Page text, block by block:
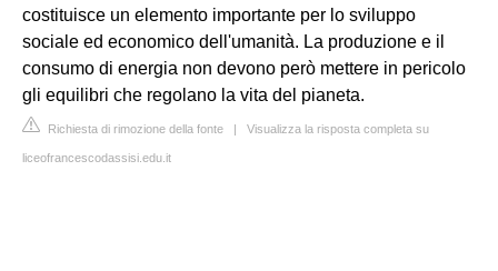
costituisce un elemento importante per lo sviluppo
sociale ed economico dell'umanità. La produzione e il
consumo di energia non devono però mettere in pericolo
gli equilibri che regolano la vita del pianeta.
Richiesta di rimozione della fonte | Visualizza la risposta completa su
liceofrancescodassisi.edu.it